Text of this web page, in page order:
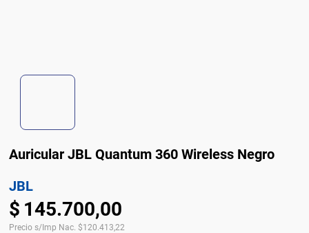
Auricular JBL Quantum 360 Wireless Negro
JBL
$ 145.700,00
Precio s/Imp Nac. $120.413,22